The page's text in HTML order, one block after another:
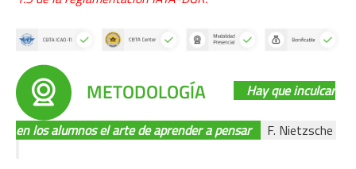
Hay que inculcar
en los alumnos el arte de aprender a pensar F. Nietzsche